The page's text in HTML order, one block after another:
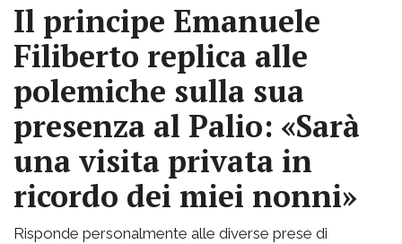
Il principe Emanuele
Filiberto replica alle
polemiche sulla sua
presenza al Palio: «Sarà
una visita privata in
ricordo dei miei nonni»
Risponde personalmente alle diverse prese di